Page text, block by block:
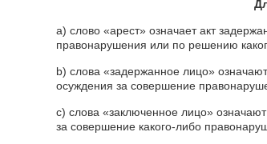
а) слово «арест» означает акт
правонарушения или по решению
b) слова «задержанное лицо»
осуждения за совершение
с) слова «заключенное лицо»
за совершение какого-либо